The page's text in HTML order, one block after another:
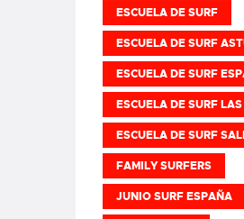
ESCUELA DE SURF
ESCUELA DE SURF
ESCUELA DE SURF
ESCUELA DE SURF
ESCUELA DE SURF
FAMILY SURFERS
JUNIO SURF ESPAÑA